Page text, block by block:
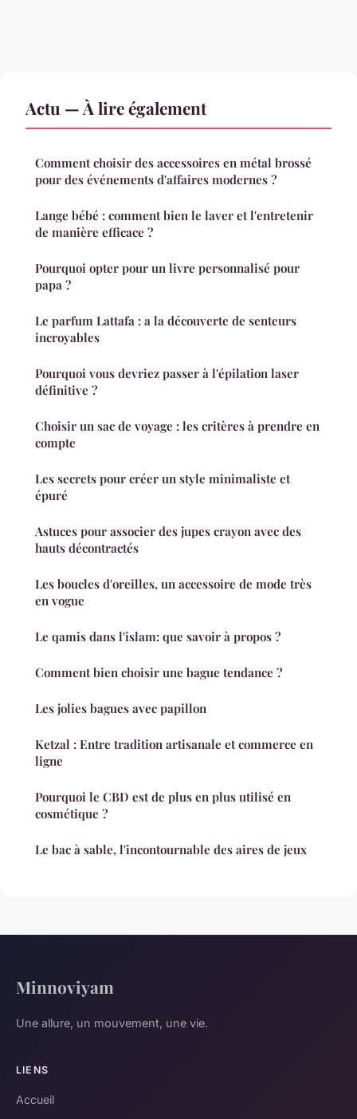
Actu — À lire également
Comment choisir des accessoires en métal brossé
pour des événements d'affaires modernes ?
Lange bébé : comment bien le laver et l'entretenir
de manière efficace ?
Pourquoi opter pour un livre personnalisé pour
papa ?
Le parfum Lattafa : a la découverte de senteurs
incroyables
Pourquoi vous devriez passer à l'épilation laser
définitive ?
Choisir un sac de voyage : les critères à prendre en
compte
Les secrets pour créer un style minimaliste et
épuré
Astuces pour associer des jupes crayon avec des
hauts décontractés
Les boucles d'oreilles, un accessoire de mode très
en vogue
Le qamis dans l'islam: que savoir à propos ?
Comment bien choisir une bague tendance ?
Les jolies bagues avec papillon
Ketzal : Entre tradition artisanale et commerce en
ligne
Pourquoi le CBD est de plus en plus utilisé en
cosmétique ?
Le bac à sable, l'incontournable des aires de jeux
Minnoviyam
Une allure, un mouvement, une vie.
LIENS
Accueil